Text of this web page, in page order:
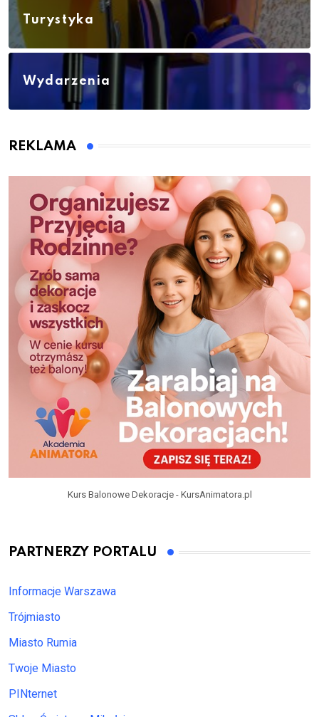
Turystyka
Wydarzenia
REKLAMA
Kurs Balonowe Dekoracje - KursAnimatora.pl
PARTNERZY PORTALU
Informacje Warszawa
Trójmiasto
Miasto Rumia
Twoje Miasto
PINternet